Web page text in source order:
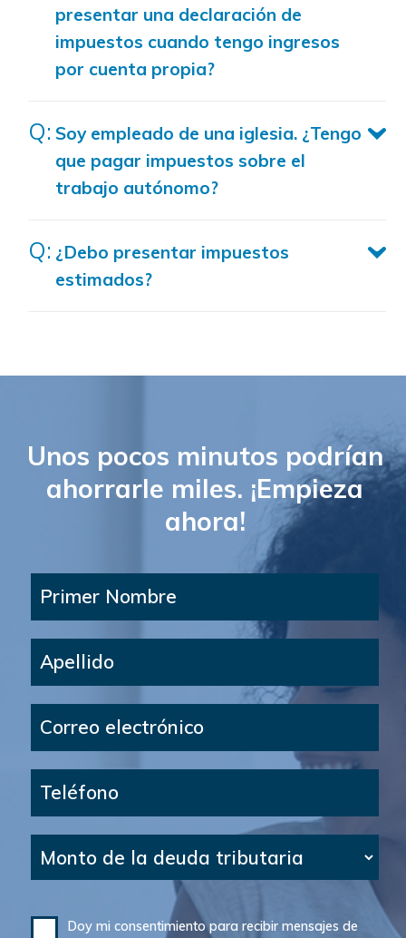
presentar una declaración de
impuestos cuando tengo ingresos
por cuenta propia?
Soy empleado de una iglesia. ¿Tengo
que pagar impuestos sobre el
trabajo autónomo?
¿Debo presentar impuestos
estimados?
Unos pocos minutos podrían
ahorrarle miles. ¡Empieza
ahora!
Primer Nombre
Apellido
Correo electrónico
Teléfono
Monto de la deuda tributaria
Doy mi consentimiento para recibir mensajes de